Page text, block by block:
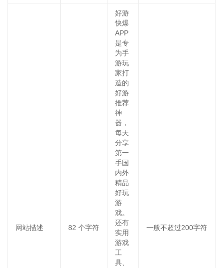
网站描述 82 个字符
好游
快爆
APP
是专
为手
游玩
家打
造的
好游
推荐
神
器，
每天
分享
第一
手国
内外
精品
好玩
游
戏。
还有
实用
游戏
工
具、
一般不超过200字符